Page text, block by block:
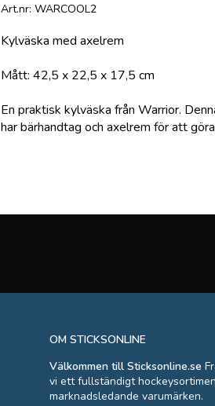
Art.nr: WARCOOL2
Kylväska med axelrem
Mått: 42,5 x 22,5 x 17,5 cm
En praktisk kylväska från Warrior.
har bärhandtag och axelrem för att
OM STICKSONLINE
Välkommen till Sticksonline.se
vi ett fullständigt
marknadsledande varumärken.